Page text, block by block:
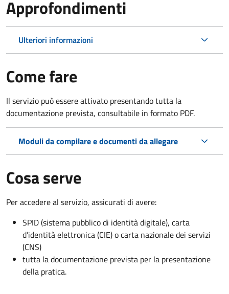
Approfondimenti
Ulteriori informazioni
Come fare
Il servizio può essere attivato presentando tutta la
documentazione prevista, consultabile in formato PDF.
Moduli da compilare e documenti da allegare
Cosa serve
Per accedere al servizio, assicurati di avere:
SPID (sistema pubblico di identità digitale), carta
d’identità elettronica (CIE) o carta nazionale dei servizi
(CNS)
tutta la documentazione prevista per la presentazione
della pratica.